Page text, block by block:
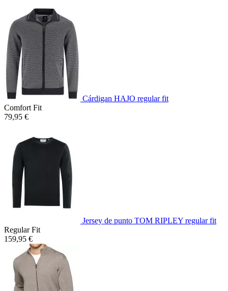
Cárdigan HAJO regular fit
Comfort Fit
79,95 €
Jersey de punto TOM RIPLEY regular fit
Regular Fit
159,95 €